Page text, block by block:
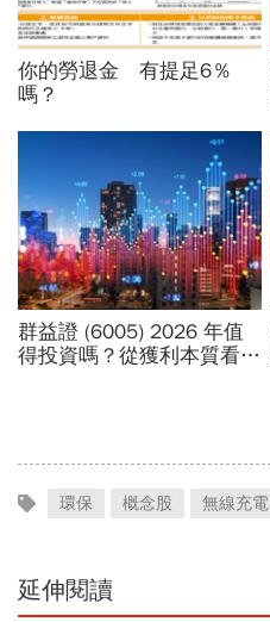
你的勞退金 有提足6％
嗎？
群益證 (6005) 2026 年值
得投資嗎？從獲利本質看價
環保 概念股 無線充電
延伸閱讀